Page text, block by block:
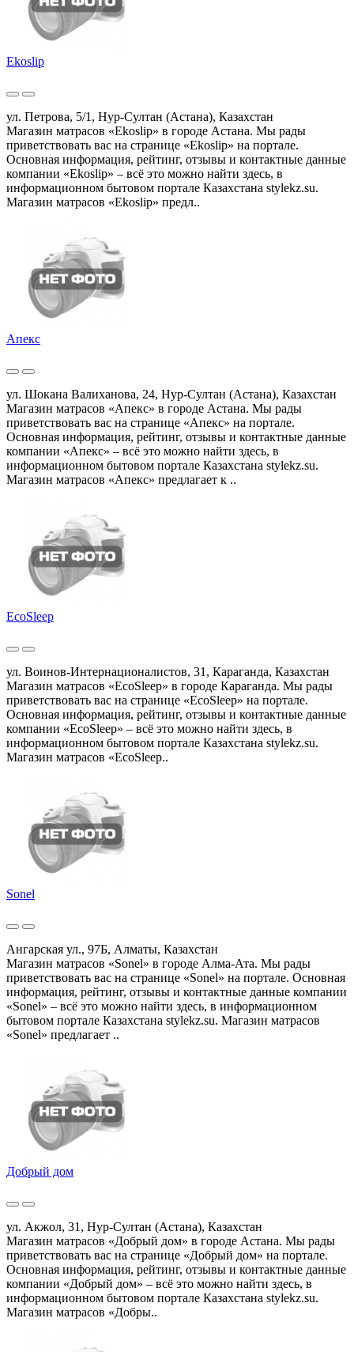
Ekoslip
ул. Петрова, 5/1, Нур-Султан (Астана), Казахстан
Магазин матрасов «Ekoslip» в городе Астана. Мы рады
приветствовать вас на странице «Ekoslip» на портале.
Основная информация, рейтинг, отзывы и контактные данные
компании «Ekoslip» – всё это можно найти здесь, в
информационном бытовом портале Казахстана stylekz.su.
Магазин матрасов «Ekoslip» предл..
Апекс
ул. Шокана Валиханова, 24, Нур-Султан (Астана), Казахстан
Магазин матрасов «Апекс» в городе Астана. Мы рады
приветствовать вас на странице «Апекс» на портале.
Основная информация, рейтинг, отзывы и контактные данные
компании «Апекс» – всё это можно найти здесь, в
информационном бытовом портале Казахстана stylekz.su.
Магазин матрасов «Апекс» предлагает к ..
EcoSleep
ул. Воинов-Интернационалистов, 31, Караганда, Казахстан
Магазин матрасов «EcoSleep» в городе Караганда. Мы рады
приветствовать вас на странице «EcoSleep» на портале.
Основная информация, рейтинг, отзывы и контактные данные
компании «EcoSleep» – всё это можно найти здесь, в
информационном бытовом портале Казахстана stylekz.su.
Магазин матрасов «EcoSleep..
Sonel
Ангарская ул., 97Б, Алматы, Казахстан
Магазин матрасов «Sonel» в городе Алма-Ата. Мы рады
приветствовать вас на странице «Sonel» на портале. Основная
информация, рейтинг, отзывы и контактные данные компании
«Sonel» – всё это можно найти здесь, в информационном
бытовом портале Казахстана stylekz.su. Магазин матрасов
«Sonel» предлагает ..
Добрый дом
ул. Акжол, 31, Нур-Султан (Астана), Казахстан
Магазин матрасов «Добрый дом» в городе Астана. Мы рады
приветствовать вас на странице «Добрый дом» на портале.
Основная информация, рейтинг, отзывы и контактные данные
компании «Добрый дом» – всё это можно найти здесь, в
информационном бытовом портале Казахстана stylekz.su.
Магазин матрасов «Добры..